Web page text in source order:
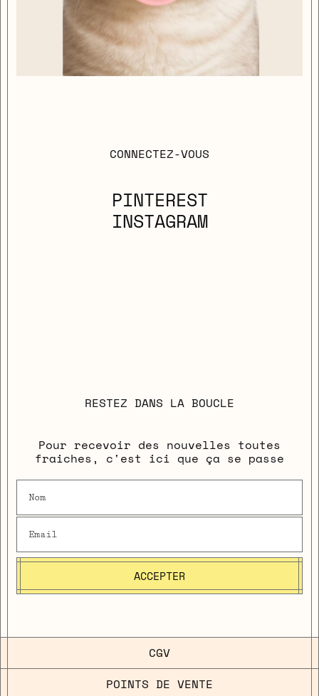
CONNECTEZ-VOUS
PINTEREST
INSTAGRAM
RESTEZ DANS LA BOUCLE
Pour recevoir des nouvelles toutes
fraiches, c'est ici que ça se passe
ACCEPTER
CGV
POINTS DE VENTE